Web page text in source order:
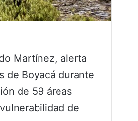
Martínez, alerta
de Boyacá durante
de 59 áreas
de